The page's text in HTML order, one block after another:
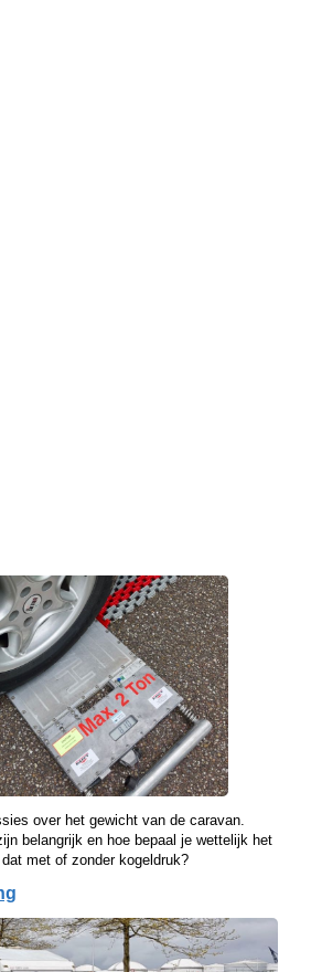
over het gewicht van de caravan.
belangrijk en hoe bepaal je wettelijk het
met of zonder kogeldruk?